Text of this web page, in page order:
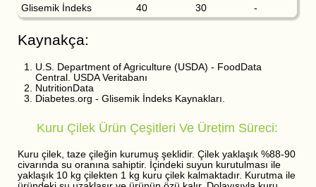
Glisemik İndeks
40 30 -
Kaynakça:
U.S. Department of Agriculture (USDA) - FoodData
Central. USDA Veritabanı
NutritionData
Diabetes.org - Glisemik İndeks Kaynakları.
Kuru Çilek Ürün Çeşitleri Ve Üretim Süreci:
Kuru çilek, taze çileğin kurumuş şeklidir. Çilek yaklaşık %88-90
civarında su oranına sahiptir. İçindeki suyun kurutulması ile
yaklaşık 10 kg çilekten 1 kg kuru çilek kalmaktadır. Kurutma ile